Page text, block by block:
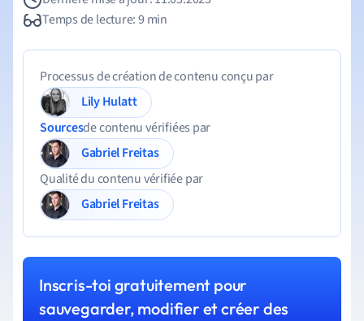
Temps de lecture: 9 min
Processus de création de contenu conçu par
Lily Hulatt
Sourcesde contenu vérifiées par
Gabriel Freitas
Qualité du contenu vérifiée par
Gabriel Freitas
Inscris-toi gratuitement pour
sauvegarder, modifier et créer des